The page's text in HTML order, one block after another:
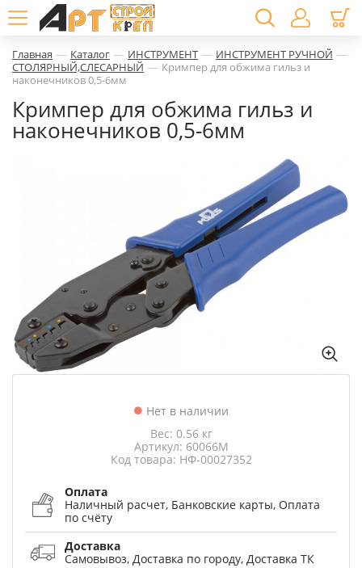
Главная — Каталог — ИНСТРУМЕНТ — ИНСТРУМЕНТ РУЧНОЙ —
СТОЛЯРНЫЙ,СЛЕСАРНЫЙ — Кримпер для обжима гильз и
наконечников 0,5-6мм
Кримпер для обжима гильз и
наконечников 0,5-6мм
Нет в наличии
Вес: 0.56 кг
Артикул: 60066М
Код товара: НФ-00027352
Оплата
Наличный расчет, Банковские карты, Оплата
по счёту
Доставка
Самовывоз, Доставка по городу, Доставка ТК